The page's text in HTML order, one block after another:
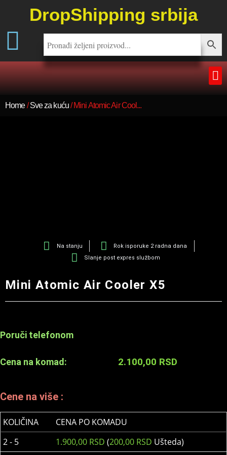
DropShipping srbija
Home/Sve za kuću/ Mini Atomic Air Cool...
Na stanju
Rok isporuke 2 radna dana
Slanje post expres službom
Mini Atomic Air Cooler X5
Poruči telefonom
Cena na komad: 2.100,00 RSD
Cene na više :
KOLIČINA
CENA PO KOMADU
2 - 5
1.900,00 RSD (200,00 RSD Ušteda)